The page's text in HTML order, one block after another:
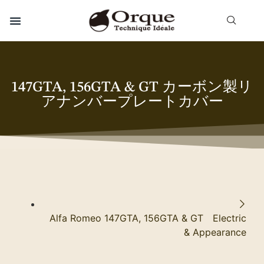
147GTA, 156GTA & GT カーボン製リ
アナンバープレートカバー
Alfa Romeo 147GTA, 156GTA & GT Electric
& Appearance